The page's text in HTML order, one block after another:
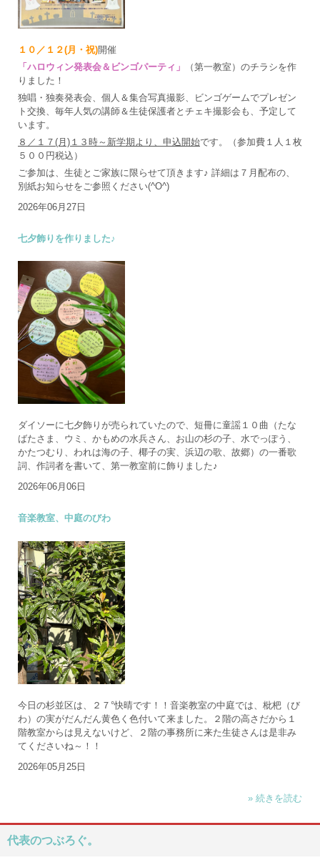
１０／１２(月・祝)開催
「ハロウィン発表会＆ビンゴパーティ」
（第一教室）のチラシを作
りました！
独唱・独奏発表会、個人＆集合写真撮影、ビンゴゲームでプレゼン
ト交換、毎年人気の講師＆生徒保護者とチェキ撮影会も、予定して
います。
８／１７(月)１３時～新学期より、申込開始です。（参加費１人１枚
５００円税込）
ご参加は、生徒とご家族に限らせて頂きます♪ 詳細は７月配布の、
別紙お知らせをご参照ください(^O^)
2026年06月27日
七夕飾りを作りました♪
ダイソーに七夕飾りが売られていたので、短冊に童謡１０曲（たな
ばたさま、ウミ、かもめの水兵さん、お山の杉の子、水でっぽう、
かたつむり、われは海の子、椰子の実、浜辺の歌、故郷）の一番歌
詞、作詞者を書いて、第一教室前に飾りました♪
2026年06月06日
音楽教室、中庭のびわ
今日の杉並区は、２７°快晴です！！音楽教室の中庭では、枇杷（び
わ）の実がだんだん黄色く色付いて来ました。２階の高さだから１
階教室からは見えないけど、２階の事務所に来た生徒さんは是非み
てくださいね～！！
2026年05月25日
» 続きを読む
代表のつぶろぐ。